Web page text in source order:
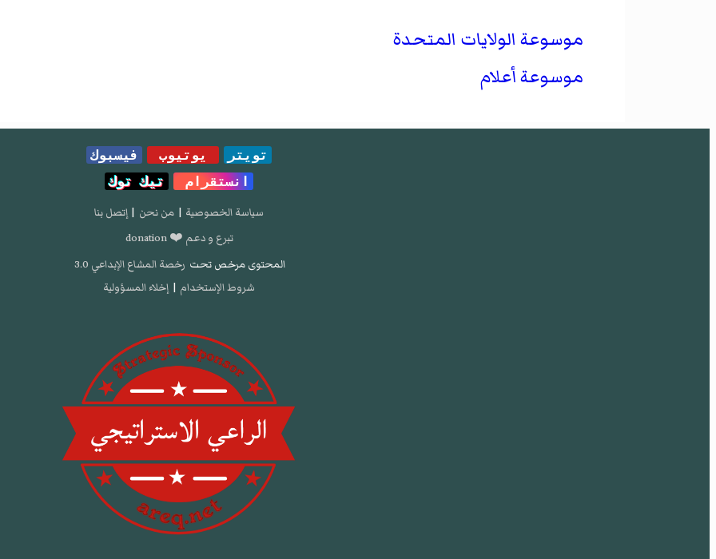
موسوعة الولايات المتحدة
موسوعة أعلام
تويتر يوتيوب
فيسبوك
انستقرام
تيك توك
سياسة الخصوصية | من نحن | إتصل بنا
تبرع و دعم ❤️ donation
المحتوى مرخص تحت رخصة المشاع الإبداعي 3.0
شروط الإستخدام | إخلاء المسؤولية